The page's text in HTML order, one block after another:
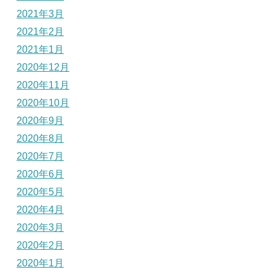
2021年3月
2021年2月
2021年1月
2020年12月
2020年11月
2020年10月
2020年9月
2020年8月
2020年7月
2020年6月
2020年5月
2020年4月
2020年3月
2020年2月
2020年1月